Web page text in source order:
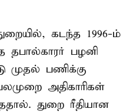
கடந்த 1996-ம்
பழனி
முதல் பணிக்கு
அதிகாரிகள்
துறை ரீதியான